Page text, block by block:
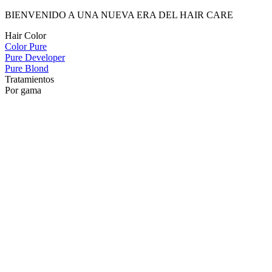
BIENVENIDO A UNA NUEVA ERA DEL HAIR CARE
Hair Color
Color Pure
Pure Developer
Pure Blond
Tratamientos
Por gama